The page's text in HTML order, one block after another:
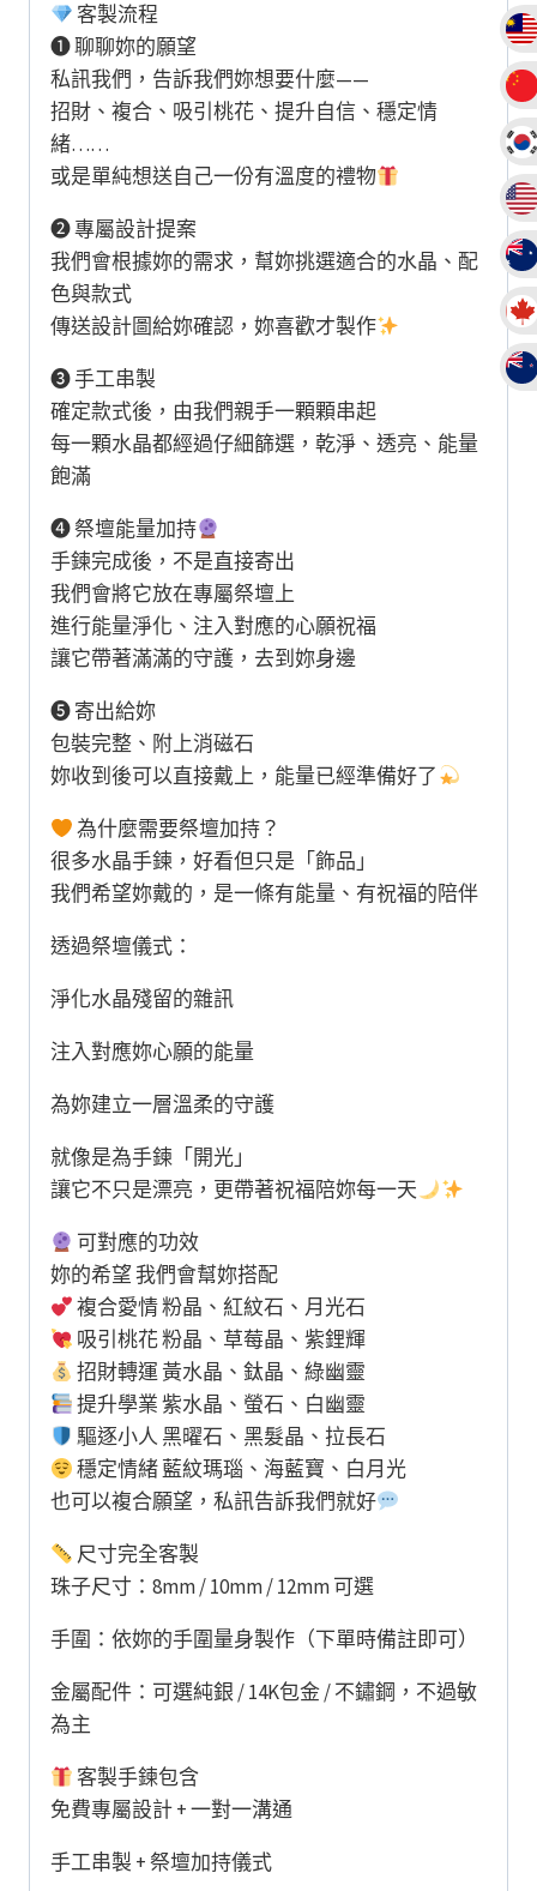
客製流程
❶ 聊聊妳的願望
私訊我們，告訴我們妳想要什麼——
招財、複合、吸引桃花、提升自信、穩定情
緒……
或是單純想送自己一份有溫度的禮物
❷ 專屬設計提案
我們會根據妳的需求，幫妳挑選適合的水晶、配
色與款式
傳送設計圖給妳確認，妳喜歡才製作
❸ 手工串製
確定款式後，由我們親手一顆顆串起
每一顆水晶都經過仔細篩選，乾淨、透亮、能量
飽滿
❹ 祭壇能量加持
手鍊完成後，不是直接寄出
我們會將它放在專屬祭壇上
進行能量淨化、注入對應的心願祝福
讓它帶著滿滿的守護，去到妳身邊
❺ 寄出給妳
包裝完整、附上消磁石
妳收到後可以直接戴上，能量已經準備好了
為什麼需要祭壇加持？
很多水晶手鍊，好看但只是「飾品」
我們希望妳戴的，是一條有能量、有祝福的陪伴
透過祭壇儀式：
淨化水晶殘留的雜訊
注入對應妳心願的能量
為妳建立一層溫柔的守護
就像是為手鍊「開光」
讓它不只是漂亮，更帶著祝福陪妳每一天
可對應的功效
妳的希望 我們會幫妳搭配
複合愛情 粉晶、紅紋石、月光石
吸引桃花 粉晶、草莓晶、紫鋰輝
招財轉運 黃水晶、鈦晶、綠幽靈
提升學業 紫水晶、螢石、白幽靈
驅逐小人 黑曜石、黑髮晶、拉長石
穩定情緒 藍紋瑪瑙、海藍寶、白月光
也可以複合願望，私訊告訴我們就好
尺寸完全客製
珠子尺寸：8mm / 10mm / 12mm 可選
手圍：依妳的手圍量身製作（下單時備註即可）
金屬配件：可選純銀 / 14K包金 / 不鏽鋼，不過敏
為主
客製手鍊包含
免費專屬設計 + 一對一溝通
手工串製 + 祭壇加持儀式